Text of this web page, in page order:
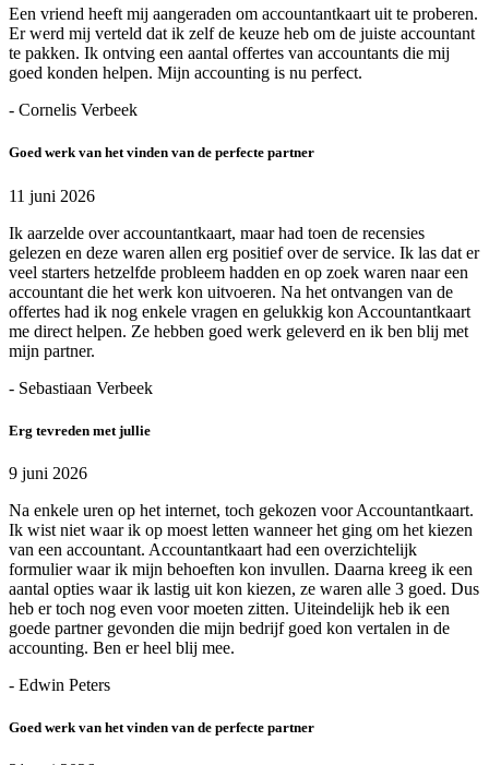
Een vriend heeft mij aangeraden om accountantkaart uit te proberen.
Er werd mij verteld dat ik zelf de keuze heb om de juiste accountant
te pakken. Ik ontving een aantal offertes van accountants die mij
goed konden helpen. Mijn accounting is nu perfect.
- Cornelis Verbeek
Goed werk van het vinden van de perfecte partner
11 juni 2026
Ik aarzelde over accountantkaart, maar had toen de recensies
gelezen en deze waren allen erg positief over de service. Ik las dat er
veel starters hetzelfde probleem hadden en op zoek waren naar een
accountant die het werk kon uitvoeren. Na het ontvangen van de
offertes had ik nog enkele vragen en gelukkig kon Accountantkaart
me direct helpen. Ze hebben goed werk geleverd en ik ben blij met
mijn partner.
- Sebastiaan Verbeek
Erg tevreden met jullie
9 juni 2026
Na enkele uren op het internet, toch gekozen voor Accountantkaart.
Ik wist niet waar ik op moest letten wanneer het ging om het kiezen
van een accountant. Accountantkaart had een overzichtelijk
formulier waar ik mijn behoeften kon invullen. Daarna kreeg ik een
aantal opties waar ik lastig uit kon kiezen, ze waren alle 3 goed. Dus
heb er toch nog even voor moeten zitten. Uiteindelijk heb ik een
goede partner gevonden die mijn bedrijf goed kon vertalen in de
accounting. Ben er heel blij mee.
- Edwin Peters
Goed werk van het vinden van de perfecte partner